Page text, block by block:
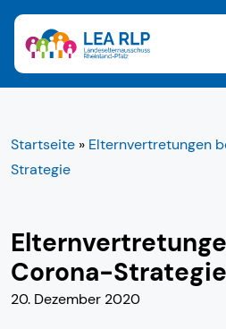
Startseite » Elternvertretungen
Strategie
Corona-Strategie
20. Dezember 2020